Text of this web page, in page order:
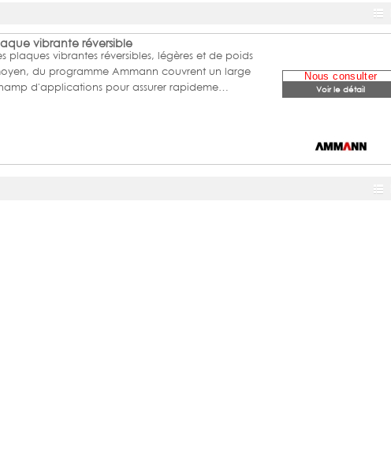
vibrante réversible
plaques vibrantes réversibles, légères et de poids
du programme Ammann couvrent un large
d'applications pour assurer rapideme…
Nous consulter
Voir le détail